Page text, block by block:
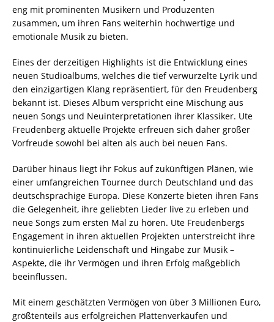
eng mit prominenten Musikern und Produzenten
zusammen, um ihren Fans weiterhin hochwertige und
emotionale Musik zu bieten.
Eines der derzeitigen Highlights ist die Entwicklung eines
neuen Studioalbums, welches die tief verwurzelte Lyrik und
den einzigartigen Klang repräsentiert, für den Freudenberg
bekannt ist. Dieses Album verspricht eine Mischung aus
neuen Songs und Neuinterpretationen ihrer Klassiker. Ute
Freudenberg aktuelle Projekte erfreuen sich daher großer
Vorfreude sowohl bei alten als auch bei neuen Fans.
Darüber hinaus liegt ihr Fokus auf zukünftigen Plänen, wie
einer umfangreichen Tournee durch Deutschland und das
deutschsprachige Europa. Diese Konzerte bieten ihren Fans
die Gelegenheit, ihre geliebten Lieder live zu erleben und
neue Songs zum ersten Mal zu hören. Ute Freudenbergs
Engagement in ihren aktuellen Projekten unterstreicht ihre
kontinuierliche Leidenschaft und Hingabe zur Musik –
Aspekte, die ihr Vermögen und ihren Erfolg maßgeblich
beeinflussen.
Mit einem geschätzten Vermögen von über 3 Millionen Euro,
größtenteils aus erfolgreichen Plattenverkäufen und